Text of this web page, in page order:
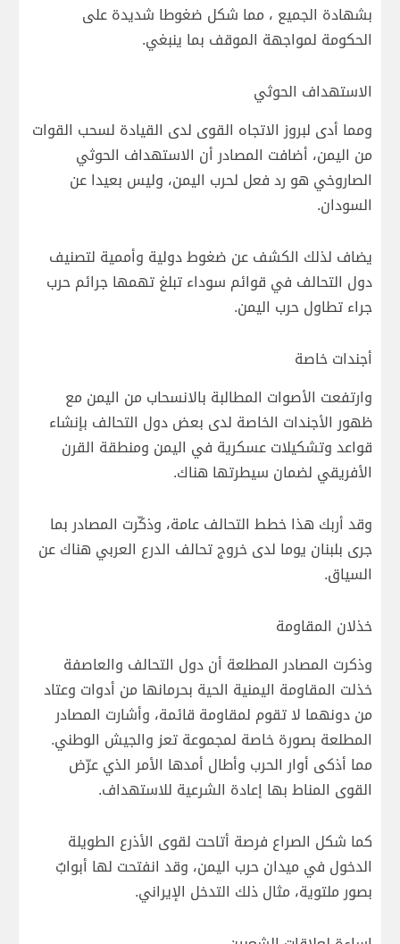
بشهادة الجميع ، مما شكل ضغوطا شديدة على
الحكومة لمواجهة الموقف بما ينبغي.
الاستهداف الحوثي
ومما أدى لبروز الاتجاه القوى لدى القيادة لسحب القوات
من اليمن، أضافت المصادر أن الاستهداف الحوثي
الصاروخي هو رد فعل لحرب اليمن، وليس بعيدا عن
السودان.
يضاف لذلك الكشف عن ضغوط دولية وأممية لتصنيف
دول التحالف في قوائم سوداء تبلغ تهمها جرائم حرب
جراء تطاول حرب اليمن.
أجندات خاصة
وارتفعت الأصوات المطالبة بالانسحاب من اليمن مع
ظهور الأجندات الخاصة لدى بعض دول التحالف بإنشاء
قواعد وتشكيلات عسكرية في اليمن ومنطقة القرن
الأفريقي لضمان سيطرتها هناك.
وقد أربك هذا خطط التحالف عامة، وذكّرت المصادر بما
جرى بلبنان يوما لدى خروج تحالف الدرع العربي هناك عن
السياق.
خذلان المقاومة
وذكرت المصادر المطلعة أن دول التحالف والعاصفة
خذلت المقاومة اليمنية الحية بحرمانها من أدوات وعتاد
من دونهما لا تقوم لمقاومة قائمة، وأشارت المصادر
المطلعة بصورة خاصة لمجموعة تعز والجيش الوطني.
مما أذكى أوار الحرب وأطال أمدها الأمر الذي عرّض
القوى المناط بها إعادة الشرعية للاستهداف.
كما شكل الصراع فرصة أتاحت لقوى الأذرع الطويلة
الدخول في ميدان حرب اليمن، وقد انفتحت لها أبوابٌ
بصور ملتوية، مثال ذلك التدخل الإيراني.